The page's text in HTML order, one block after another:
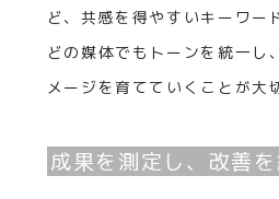
ど、共感を得やすいキーワー
どの媒体でもトーンを統一し
メージを育てていくことが大
成果を測定し、改善